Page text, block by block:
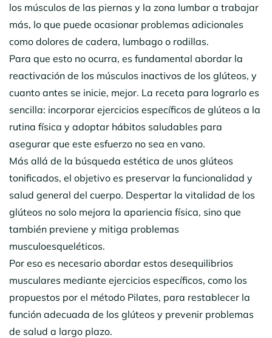
los músculos de las piernas y la zona lumbar a trabajar
más, lo que puede ocasionar problemas adicionales
como dolores de cadera, lumbago o rodillas.
Para que esto no ocurra, es fundamental abordar la
reactivación de los músculos inactivos de los glúteos, y
cuanto antes se inicie, mejor. La receta para lograrlo es
sencilla: incorporar ejercicios específicos de glúteos a la
rutina física y adoptar hábitos saludables para
asegurar que este esfuerzo no sea en vano.
Más allá de la búsqueda estética de unos glúteos
tonificados, el objetivo es preservar la funcionalidad y
salud general del cuerpo. Despertar la vitalidad de los
glúteos no solo mejora la apariencia física, sino que
también previene y mitiga problemas
musculoesqueléticos.
Por eso es necesario abordar estos desequilibrios
musculares mediante ejercicios específicos, como los
propuestos por el método Pilates, para restablecer la
función adecuada de los glúteos y prevenir problemas
de salud a largo plazo.